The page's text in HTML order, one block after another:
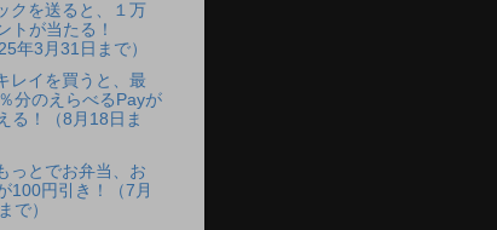
クを送ると、１万
トが当たる！
年3月31日まで）
レイを買うと、最
分のえらべるPayが
る！（8月18日ま
っとでお弁当、お
100円引き！（7月
で）